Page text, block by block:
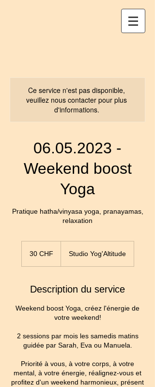
Ce service n'est pas disponible,
veuillez nous contacter pour plus
d'informations.
06.05.2023 -
Weekend boost
Yoga
Pratique hatha/vinyasa yoga, pranayamas,
relaxation
suisses
30 CHF Studio Yog'Altitude
Description du service
Weekend boost Yoga, créez l'énergie de
votre weekend!
2 sessions par mois les samedis matins
guidée par Sarah, Eva ou Manuela.
Priorité à vous, à votre corps, à votre
mental, à votre énergie, réalignez-vous et
profitez d'un weekend harmonieux, présent